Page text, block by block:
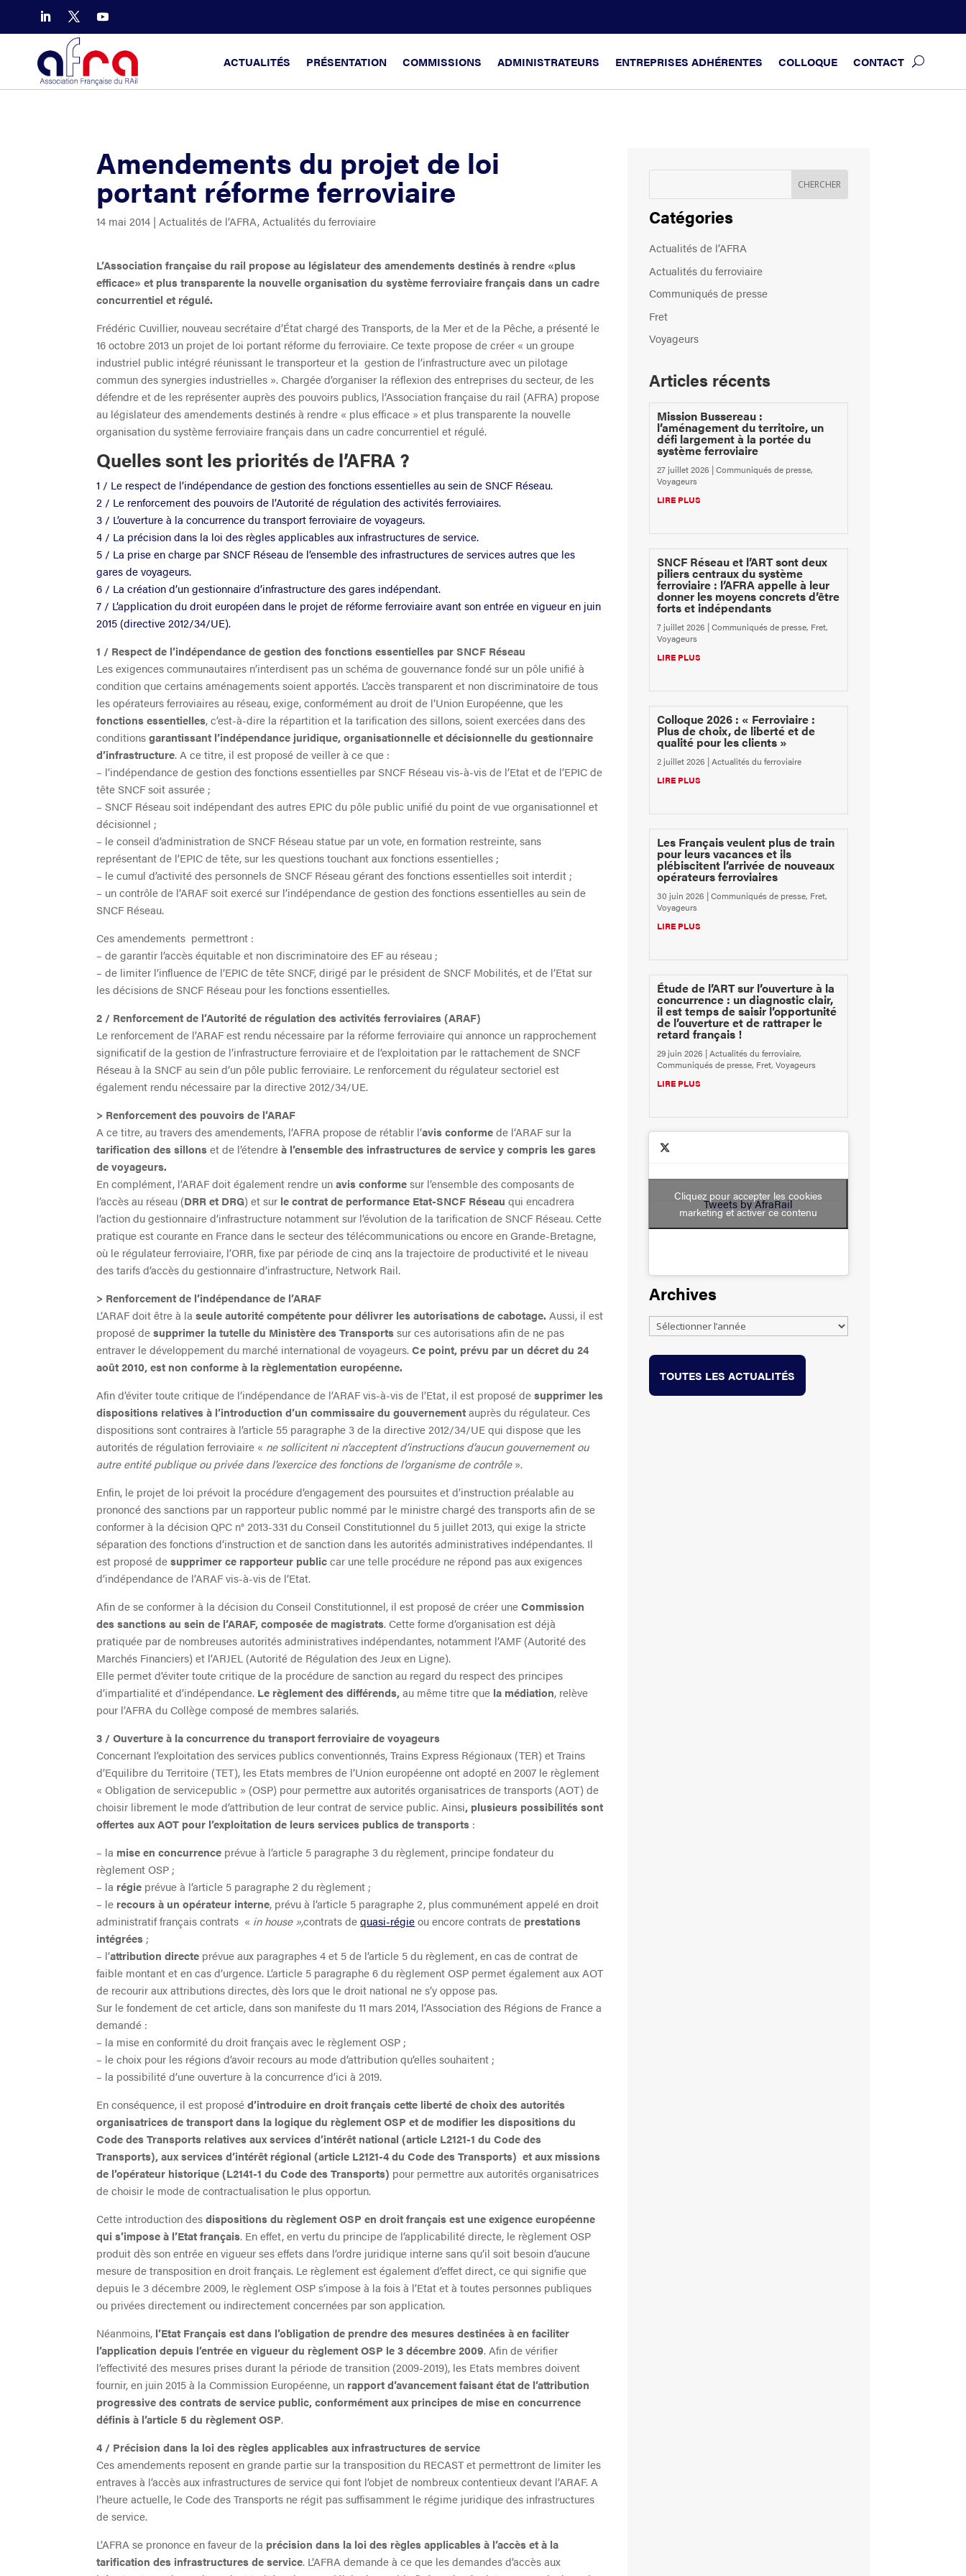
ACTUALITÉS PRÉSENTATION COMMISSIONS ADMINISTRATEURS ENTREPRISES ADHÉRENTES COLLOQUE CONTACT
Amendements du projet de loi
portant réforme ferroviaire
14 mai 2014 | Actualités de l’AFRA, Actualités du ferroviaire
L’Association française du rail propose au législateur des amendements destinés à rendre «plus
efficace» et plus transparente la nouvelle organisation du système ferroviaire français dans un cadre
concurrentiel et régulé.
Frédéric Cuvillier, nouveau secrétaire d’État chargé des Transports, de la Mer et de la Pêche, a présenté le
16 octobre 2013 un projet de loi portant réforme du ferroviaire. Ce texte propose de créer « un groupe
industriel public intégré réunissant le transporteur et la gestion de l’infrastructure avec un pilotage
commun des synergies industrielles ». Chargée d’organiser la réflexion des entreprises du secteur, de les
défendre et de les représenter auprès des pouvoirs publics, l’Association française du rail (AFRA) propose
au législateur des amendements destinés à rendre « plus efficace » et plus transparente la nouvelle
organisation du système ferroviaire français dans un cadre concurrentiel et régulé.
Quelles sont les priorités de l’AFRA ?
1 / Le respect de l’indépendance de gestion des fonctions essentielles au sein de SNCF Réseau.
2 / Le renforcement des pouvoirs de l’Autorité de régulation des activités ferroviaires.
3 / L’ouverture à la concurrence du transport ferroviaire de voyageurs.
4 / La précision dans la loi des règles applicables aux infrastructures de service.
5 / La prise en charge par SNCF Réseau de l’ensemble des infrastructures de services autres que les
gares de voyageurs.
6 / La création d’un gestionnaire d’infrastructure des gares indépendant.
7 / L’application du droit européen dans le projet de réforme ferroviaire avant son entrée en vigueur en juin
2015 (directive 2012/34/UE).
1 / Respect de l’indépendance de gestion des fonctions essentielles par SNCF Réseau
Les exigences communautaires n’interdisent pas un schéma de gouvernance fondé sur un pôle unifié à
condition que certains aménagements soient apportés. L’accès transparent et non discriminatoire de tous
les opérateurs ferroviaires au réseau, exige, conformément au droit de l’Union Européenne, que les
fonctions essentielles, c’est-à-dire la répartition et la tarification des sillons, soient exercées dans des
conditionsgarantissant l’indépendance juridique, organisationnelle et décisionnelle du gestionnaire
d’infrastructure. A ce titre, il est proposé de veiller à ce que :
– l’indépendance de gestion des fonctions essentielles par SNCF Réseau vis-à-vis de l’Etat et de l’EPIC de
tête SNCF soit assurée ;
– SNCF Réseau soit indépendant des autres EPIC du pôle public unifié du point de vue organisationnel et
décisionnel ;
– le conseil d’administration de SNCF Réseau statue par un vote, en formation restreinte, sans
représentant de l’EPIC de tête, sur les questions touchant aux fonctions essentielles ;
– le cumul d’activité des personnels de SNCF Réseau gérant des fonctions essentielles soit interdit ;
– un contrôle de l’ARAF soit exercé sur l’indépendance de gestion des fonctions essentielles au sein de
SNCF Réseau.
Ces amendements permettront :
– de garantir l’accès équitable et non discriminatoire des EF au réseau ;
– de limiter l’influence de l’EPIC de tête SNCF, dirigé par le président de SNCF Mobilités, et de l’Etat sur
les décisions de SNCF Réseau pour les fonctions essentielles.
2 / Renforcement de l’Autorité de régulation des activités ferroviaires (ARAF)
Le renforcement de l’ARAF est rendu nécessaire par la réforme ferroviaire qui annonce un rapprochement
significatif de la gestion de l’infrastructure ferroviaire et de l’exploitation par le rattachement de SNCF
Réseau à la SNCF au sein d’un pôle public ferroviaire. Le renforcement du régulateur sectoriel est
également rendu nécessaire par la directive 2012/34/UE.
> Renforcement des pouvoirs de l’ARAF
A ce titre, au travers des amendements, l’AFRA propose de rétablir l’avis conformede l’ARAF sur la
tarification des sillonset de l’étendreà l’ensemble des infrastructures de service y compris les gares
de voyageurs.
En complément, l’ARAF doit également rendre unavis conformesur l’ensemble des composants de
l’accès au réseau (DRR et DRG) et sur le contrat de performance Etat-SNCF Réseauqui encadrera
l’action du gestionnaire d’infrastructure notamment sur l’évolution de la tarification de SNCF Réseau. Cette
pratique est courante en France dans le secteur des télécommunications ou encore en Grande-Bretagne,
où le régulateur ferroviaire, l’ORR, fixe par période de cinq ans la trajectoire de productivité et le niveau
des tarifs d’accès du gestionnaire d’infrastructure, Network Rail.
> Renforcement de l’indépendance de l’ARAF
L’ARAF doit être à laseule autorité compétente pour délivrer les autorisations de cabotage. Aussi, il est
proposé desupprimer la tutelle du Ministère des Transportssur ces autorisations afin de ne pas
entraver le développement du marché international de voyageurs.Ce point, prévu par un décret du 24
août 2010, est non conforme à la règlementation européenne.
Afin d’éviter toute critique de l’indépendance de l’ARAF vis-à-vis de l’Etat, il est proposé desupprimer les
dispositions relatives à l’introduction d’un commissaire du gouvernementauprès du régulateur. Ces
dispositions sont contraires à l’article 55 paragraphe 3 de la directive 2012/34/UE qui dispose que les
autorités de régulation ferroviaire « ne sollicitent ni n’acceptent d’instructions d’aucun gouvernement ou
autre entité publique ou privée dans l’exercice des fonctions de l’organisme de contrôle».
Enfin, le projet de loi prévoit la procédure d’engagement des poursuites et d’instruction préalable au
prononcé des sanctions par un rapporteur public nommé par le ministre chargé des transports afin de se
conformer à la décision QPC n° 2013-331 du Conseil Constitutionnel du 5 juillet 2013, qui exige la stricte
séparation des fonctions d’instruction et de sanction dans les autorités administratives indépendantes. Il
est proposé desupprimer ce rapporteur publiccar une telle procédure ne répond pas aux exigences
d’indépendance de l’ARAF vis-à-vis de l’Etat.
Afin de se conformer à la décision du Conseil Constitutionnel, il est proposé de créer uneCommission
des sanctions au sein de l’ARAF, composée de magistrats. Cette forme d’organisation est déjà
pratiquée par de nombreuses autorités administratives indépendantes, notamment l’AMF (Autorité des
Marchés Financiers) et l’ARJEL (Autorité de Régulation des Jeux en Ligne).
Elle permet d’éviter toute critique de la procédure de sanction au regard du respect des principes
d’impartialité et d’indépendance. Le règlement des différends,au même titre que la médiation, relève
pour l’AFRA du Collège composé de membres salariés.
3 / Ouverture à la concurrence du transport ferroviaire de voyageurs
Concernant l’exploitation des services publics conventionnés, Trains Express Régionaux (TER) et Trains
d’Equilibre du Territoire (TET), les Etats membres de l’Union européenne ont adopté en 2007 le règlement
« Obligation de servicepublic » (OSP) pour permettre aux autorités organisatrices de transports (AOT) de
choisir librement le mode d’attribution de leur contrat de service public. Ainsi, plusieurs possibilités sont
offertes aux AOT pour l’exploitation de leurs services publics de transports :
– la mise en concurrence prévue à l’article 5 paragraphe 3 du règlement, principe fondateur du
règlement OSP ;
– la régie prévue à l’article 5 paragraphe 2 du règlement ;
– le recours à un opérateur interne, prévu à l’article 5 paragraphe 2, plus communément appelé en droit
administratif français contrats « in house »,contrats dequasi-régieou encore contrats de prestations
intégrées ;
– l’attribution directe prévue aux paragraphes 4 et 5 de l’article 5 du règlement, en cas de contrat de
faible montant et en cas d’urgence. L’article 5 paragraphe 6 du règlement OSP permet également aux AOT
de recourir aux attributions directes, dès lors que le droit national ne s’y oppose pas.
Sur le fondement de cet article, dans son manifeste du 11 mars 2014, l’Association des Régions de France a
demandé :
– la mise en conformité du droit français avec le règlement OSP ;
– le choix pour les régions d’avoir recours au mode d’attribution qu’elles souhaitent ;
– la possibilité d’une ouverture à la concurrence d’ici à 2019.
En conséquence, il est proposéd’introduire en droit français cette liberté de choix des autorités
organisatrices de transport dans la logique du règlement OSP et de modifier les dispositions du
Code des Transports relatives aux services d’intérêt national (article L2121-1 du Code des
Transports), aux services d’intérêt régional (article L2121-4 du Code des Transports) et aux missions
de l’opérateur historique (L2141-1 du Code des Transports) pour permettre aux autorités organisatrices
de choisir le mode de contractualisation le plus opportun.
Cette introduction desdispositions du règlement OSP en droit français est une exigence européenne
qui s’impose à l’Etat français. En effet, en vertu du principe de l’applicabilité directe, le règlement OSP
produit dès son entrée en vigueur ses effets dans l’ordre juridique interne sans qu’il soit besoin d’aucune
mesure de transposition en droit français. Le règlement est également d’effet direct, ce qui signifie que
depuis le 3 décembre 2009, le règlement OSP s’impose à la fois à l’Etat et à toutes personnes publiques
ou privées directement ou indirectement concernées par son application.
Néanmoins, l’Etat Français est dans l’obligation de prendre des mesures destinées à en faciliter
l’application depuis l’entrée en vigueur du règlement OSP le 3 décembre 2009. Afin de vérifier
l’effectivité des mesures prises durant la période de transition (2009-2019), les Etats membres doivent
fournir, en juin 2015 à la Commission Européenne, un rapport d’avancement faisant état de l’attribution
progressive des contrats de service public, conformément aux principes de mise en concurrence
définis à l’article 5 du règlement OSP.
4 / Précision dans la loi des règles applicables aux infrastructures de service
Ces amendements reposent en grande partie sur la transposition du RECAST et permettront de limiter les
entraves à l’accès aux infrastructures de service qui font l’objet de nombreux contentieux devant l’ARAF. A
l’heure actuelle, le Code des Transports ne régit pas suffisamment le régime juridique des infrastructures
de service.
L’AFRA se prononce en faveur de la précision dans la loi des règles applicables à l’accès et à la
tarification des infrastructures de service. L’AFRA demande à ce que les demandes d’accès aux
Catégories
Actualités de l’AFRA
Actualités du ferroviaire
Communiqués de presse
Fret
Voyageurs
Articles récents
Mission Bussereau :
l’aménagement du territoire, un
défi largement à la portée du
système ferroviaire
27 juillet 2026 |Communiqués de presse,
Voyageurs
LIRE PLUS
SNCF Réseau et l’ART sont deux
piliers centraux du système
ferroviaire : l’AFRA appelle à leur
donner les moyens concrets d’être
forts et indépendants
7 juillet 2026 |Communiqués de presse, Fret,
Voyageurs
LIRE PLUS
Colloque 2026 : « Ferroviaire :
Plus de choix, de liberté et de
qualité pour les clients »
2 juillet 2026 |Actualités du ferroviaire
LIRE PLUS
Les Français veulent plus de train
pour leurs vacances et ils
plébiscitent l’arrivée de nouveaux
opérateurs ferroviaires
30 juin 2026 |Communiqués de presse, Fret,
Voyageurs
LIRE PLUS
Étude de l’ART sur l’ouverture à la
concurrence : un diagnostic clair,
il est temps de saisir l’opportunité
de l’ouverture et de rattraper le
retard français !
29 juin 2026 |Actualités du ferroviaire,
Communiqués de presse, Fret, Voyageurs
LIRE PLUS
Tweets by AfraRail
Cliquez pour accepter les cookies
marketing et activer ce contenu
Archives
TOUTES LES ACTUALITÉS